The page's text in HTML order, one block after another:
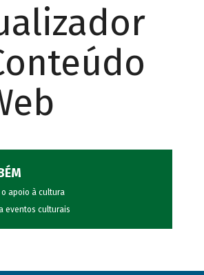
o apoio à cultura
eventos culturais